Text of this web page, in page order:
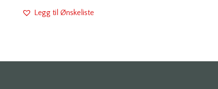
til
Legg til Ønskeliste